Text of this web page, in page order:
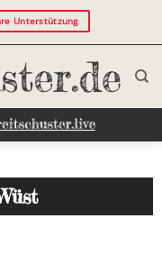
Unterstützung